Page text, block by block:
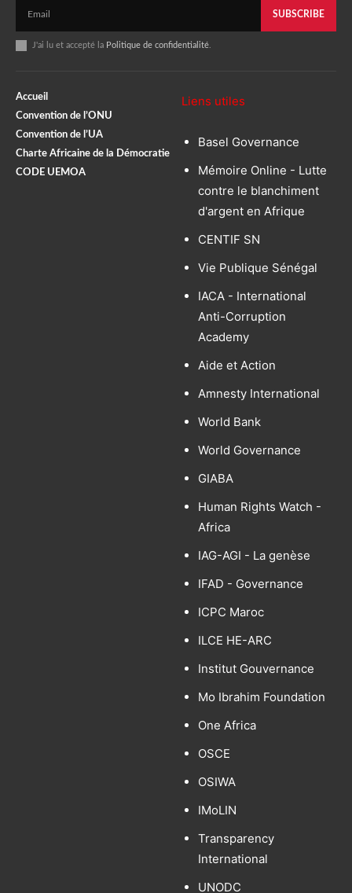
SUBSCRIBE
J'ai lu et accepté la Politique de confidentialité
Accueil
Convention de l’ONU
Convention de l’UA
Charte Africaine de la Démocratie
CODE UEMOA
Liens utiles
Basel Governance
Mémoire Online - Lutte
contre le blanchiment
d'argent en Afrique
CENTIF SN
Vie Publique Sénégal
IACA - International
Anti-Corruption
Academy
Aide et Action
Amnesty International
World Bank
World Governance
GIABA
Human Rights Watch -
Africa
IAG-AGI - La genèse
IFAD - Governance
ICPC Maroc
ILCE HE-ARC
Institut Gouvernance
Mo Ibrahim Foundation
One Africa
OSCE
OSIWA
IMoLIN
Transparency
International
UNODC